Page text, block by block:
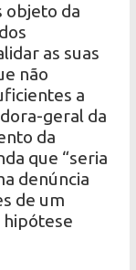
objeto da
as suas
não
a
geral da
da
que “seria
denúncia
de um